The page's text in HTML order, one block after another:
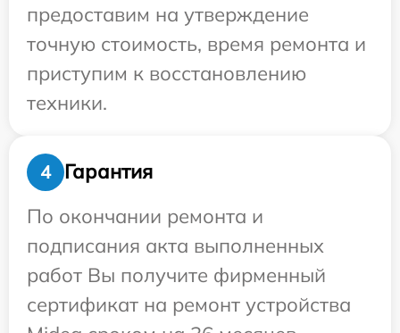
предоставим на утверждение
точную стоимость, время ремонта и
приступим к восстановлению
техники.
4
Гарантия
По окончании ремонта и
подписания акта выполненных
работ Вы получите фирменный
сертификат на ремонт устройства